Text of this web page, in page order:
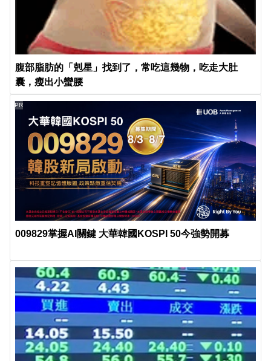
腹部脂肪的「剋星」找到了，常吃這幾物，吃走大肚
囊，瘦出小蠻腰
009829掌握AI關鍵 大華韓國KOSPI 50今強勢開募
PR